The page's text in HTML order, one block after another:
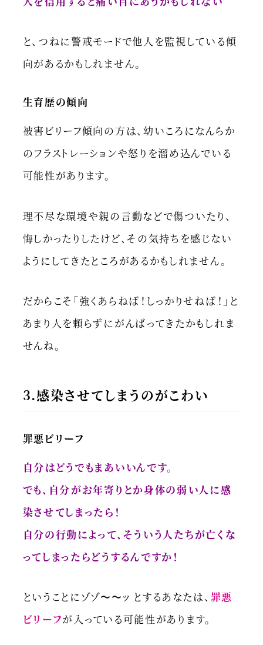
と、つねに警戒モードで他人を監視している傾
向があるかもしれません。
生育歴の傾向
被害ビリーフ傾向の方は、幼いころになんらか
のフラストレーションや怒りを溜め込んでいる
可能性があります。
理不尽な環境や親の言動などで傷ついたり、
悔しかったりしたけど、その気持ちを感じない
ようにしてきたところがあるかもしれません。
だからこそ「強くあらねば！しっかりせねば！」と
あまり人を頼らずにがんばってきたかもしれま
せんね。
3.感染させてしまうのがこわい
罪悪ビリーフ
自分はどうでもまあいいんです。
でも、自分がお年寄りとか身体の弱い人に感
染させてしまったら！
自分の行動によって、そういう人たちが亡くな
ってしまったらどうするんですか！
ということにゾゾ〜〜ッ とするあなたは、 罪悪
ビリーフが入っている可能性があります。